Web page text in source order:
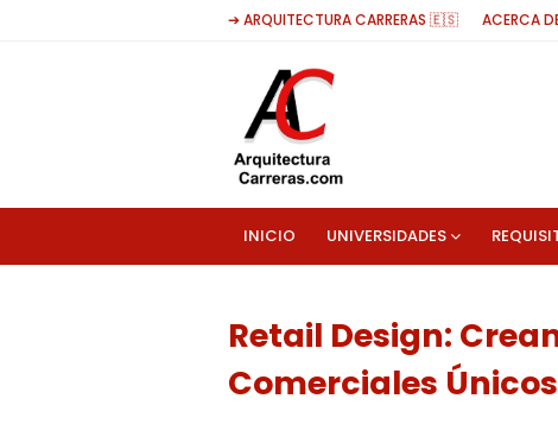
➔ ARQUITECTURA CARRERAS 🇪🇸 ACERCA
INICIO UNIVERSIDADES
Retail Design:
Comerciales